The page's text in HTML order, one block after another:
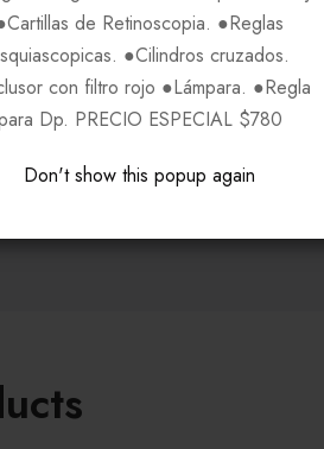
de Retinoscopia. ●Reglas
●Cilindros cruzados.
con filtro rojo ●Lámpara. ●Regla
Dp. PRECIO ESPECIAL $780
Don't show this popup again